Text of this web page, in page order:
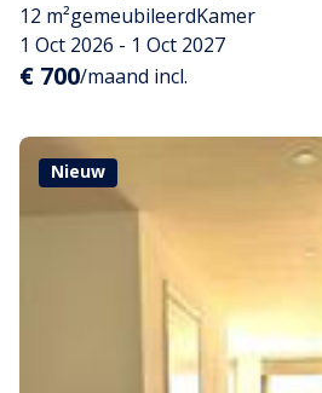
12 m²gemeubileerdKamer
1 Oct 2026 - 1 Oct 2027
€ 700/maand incl.
Nieuw